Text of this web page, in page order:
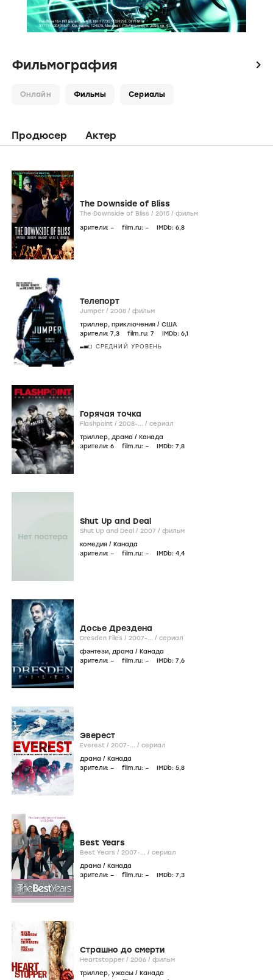
Фильмография icon
Онлайн Фильмы Сериалы
Продюсер Актер
The Downside of Bliss
The Downside of Bliss / 2015 / фильм
зрители: – film.ru: – IMDb: 6,8
Телепорт
Jumper / 2008 / фильм
триллер, приключения / США
зрители: 7,3 film.ru: 7 IMDb: 6,1
СРЕДНИЙ УРОВЕНЬ
Горячая точка
Flashpoint / 2008-... / сериал
триллер, драма / Канада
зрители: 6 film.ru: – IMDb: 7,8
Shut Up and Deal
Shut Up and Deal / 2007 / фильм
комедия / Канада
зрители: – film.ru: – IMDb: 4,4
Досье Дрездена
Dresden Files / 2007-... / сериал
фэнтези, драма / Канада
зрители: – film.ru: – IMDb: 7,6
Эверест
Everest / 2007-... / сериал
драма / Канада
зрители: – film.ru: – IMDb: 5,8
Best Years
Best Years / 2007-... / сериал
драма / Канада
зрители: – film.ru: – IMDb: 7,3
Страшно до смерти
Heartstopper / 2006 / фильм
триллер, ужасы / Канада